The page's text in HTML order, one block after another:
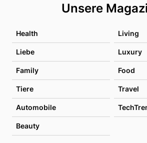
Unsere
Health Living
Liebe Luxury
Family Food
Tiere Travel
Automobile
Beauty